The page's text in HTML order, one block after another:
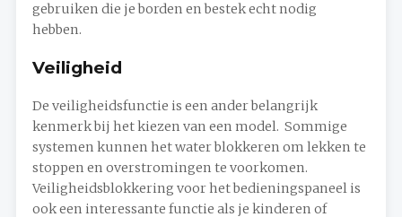
gebruiken die je borden en bestek echt nodig
hebben.
Veiligheid
De veiligheidsfunctie is een ander belangrijk
kenmerk bij het kiezen van een model. Sommige
systemen kunnen het water blokkeren om lekken te
stoppen en overstromingen te voorkomen.
Veiligheidsblokkering voor het bedieningspaneel is
ook een interessante functie als je kinderen of